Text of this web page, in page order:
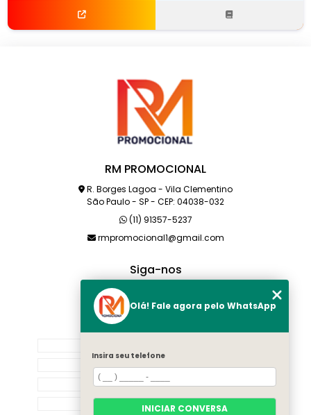
RM PROMOCIONAL
R. Borges Lagoa - Vila Clementino
São Paulo - SP - CEP: 04038-032
(11) 91357-5237
rmpromocional1@gmail.com
Siga-nos
SOBRE NÓS
PRODUTOS
CATEGORIAS
Olá! Fale agora pelo WhatsApp
Insira seu telefone
INICIAR CONVERSA